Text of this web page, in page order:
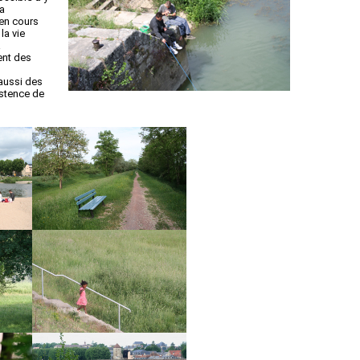
cours
vie
des
des
de